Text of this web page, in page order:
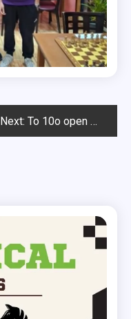
Next: Το 10ο open Θωμάς Γεωργίου-Αποτελέσματα